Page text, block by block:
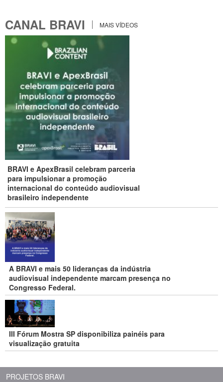
CANAL BRAVI MAIS VÍDEOS
BRAVI e ApexBrasil celebram parceria
para impulsionar a promoção
internacional do conteúdo audiovisual
brasileiro independente
A BRAVI e mais 50 lideranças da indústria
audiovisual independente marcam presença no
Congresso Federal.
III Fórum Mostra SP disponibiliza painéis para
visualização gratuita
PROJETOS BRAVI